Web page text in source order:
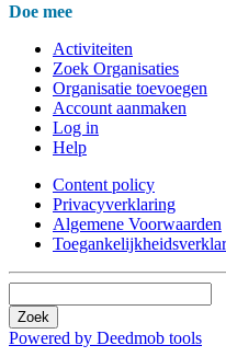
Doe mee
Activiteiten
Zoek Organisaties
Organisatie toevoegen
Account aanmaken
Log in
Help
Content policy
Privacyverklaring
Algemene Voorwaarden
Zoek
Powered by Deedmob tools